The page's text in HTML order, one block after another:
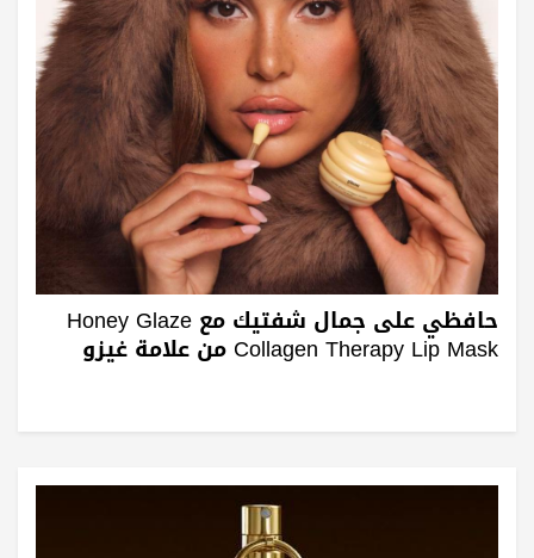
حافظي على جمال شفتيك مع Honey Glaze
Collagen Therapy Lip Mask من علامة غيزو